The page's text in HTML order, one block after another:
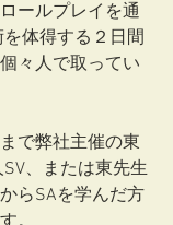
ールプレイを通
体得する２日間
々人で取ってい
で弊社主催の東
、または東先生
らSAを学んだ方